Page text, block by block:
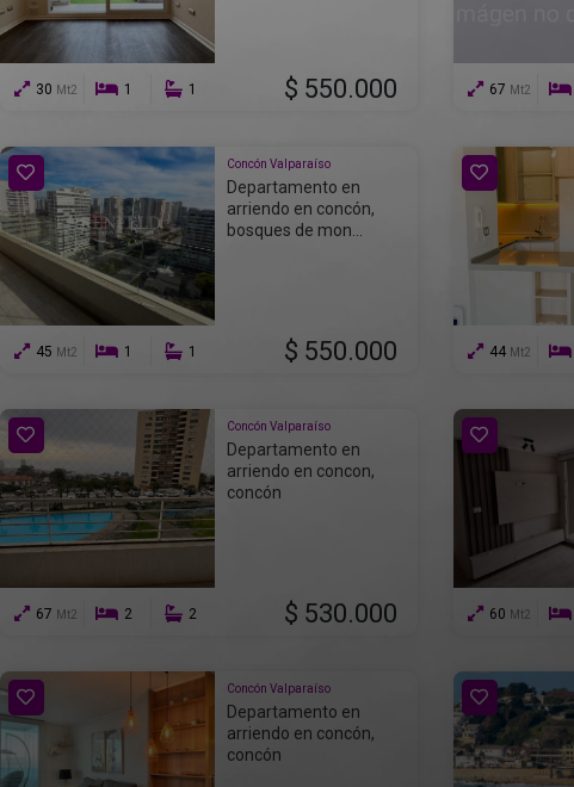
30 Mt2 1 1 $ 550.000 67 Mt2
Concón Valparaíso
Departamento en
arriendo en concón,
bosques de mon...
45 Mt2 1 1 $ 550.000 44 Mt2
Concón Valparaíso
Departamento en
arriendo en concon,
concón
67 Mt2 2 2 $ 530.000 60 Mt2
Concón Valparaíso
Departamento en
arriendo en concón,
concón